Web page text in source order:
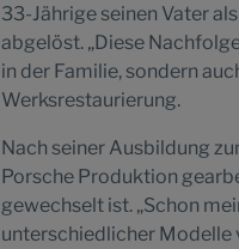
33-Jährige seinen Vater
abgelöst. „Diese
in der Familie, sondern
Werksrestaurierung.
Nach seiner Ausbildung
Porsche Produktion
gewechselt ist. „Schon
unterschiedlicher Modelle